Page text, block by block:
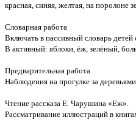
красная, синяя, желтая, на поролоне
Словарная работа
Включать в пассивный словарь
В активный: яблоки, ёж, зелёный,
Предварительная работа
Наблюдения на прогулке за
Чтение рассказа Е. Чарушина «Еж».
Рассматривание иллюстраций в